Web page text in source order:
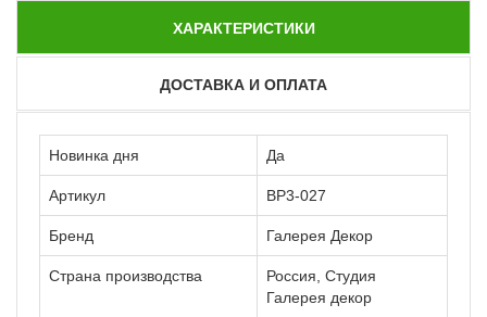
ХАРАКТЕРИСТИКИ
ДОСТАВКА И ОПЛАТА
Новинка дня Да
Артикул ВР3-027
Бренд Галерея Декор
Страна производства
Россия, Студия
Галерея декор